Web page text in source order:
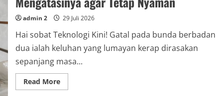
Tetap
Tergantikan
admin 2 29 Juli 2026
Hai sobat Teknologi Kini! Gatal pada bunda berbadan
dua ialah keluhan yang lumayan kerap dirasakan
sepanjang masa...
Read MoreRead
more